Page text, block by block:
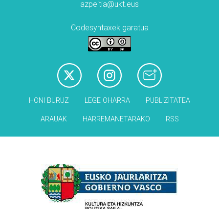
azpeitia@ukt.eus
Codesyntaxek garatua
HONI BURUZ LEGE OHARRA PUBLIZITATEA
ARAUAK HARREMANETARAKO RSS